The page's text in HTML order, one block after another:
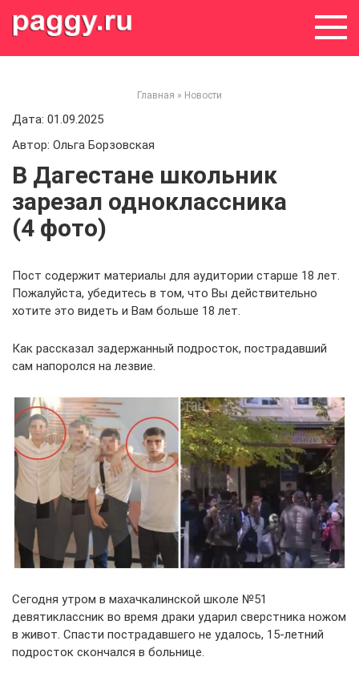
Главная » Новости
Дата: 01.09.2025
Автор: Ольга Борзовская
В Дагестане школьник
зарезал одноклассника
(4 фото)
Пост содержит материалы для аудитории старше 18 лет.
Пожалуйста, убедитесь в том, что Вы действительно
хотите это видеть и Вам больше 18 лет.
Как рассказал задержанный подросток, пострадавший
сам напоролся на лезвие.
Сегодня утром в махачкалинской школе №51
девятиклассник во время драки ударил сверстника ножом
в живот. Спасти пострадавшего не удалось, 15-летний
подросток скончался в больнице.